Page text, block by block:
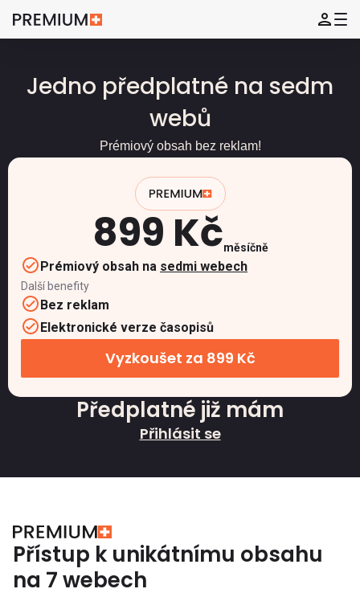
Jedno předplatné na sedm
webů
Prémiový obsah bez reklam!
899 Kčměsíčně
Prémiový obsah na sedmi webech
Další benefity
Bez reklam
Elektronické verze časopisů
Vyzkoušet za 899 Kč
Předplatné již mám
Přihlásit se
Přístup k unikátnímu obsahu
na 7 webech